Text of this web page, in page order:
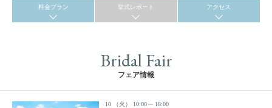
料金プラン 挙式レポート アクセス
Bridal Fair
フェア情報
10 （火） 10:00 18:00